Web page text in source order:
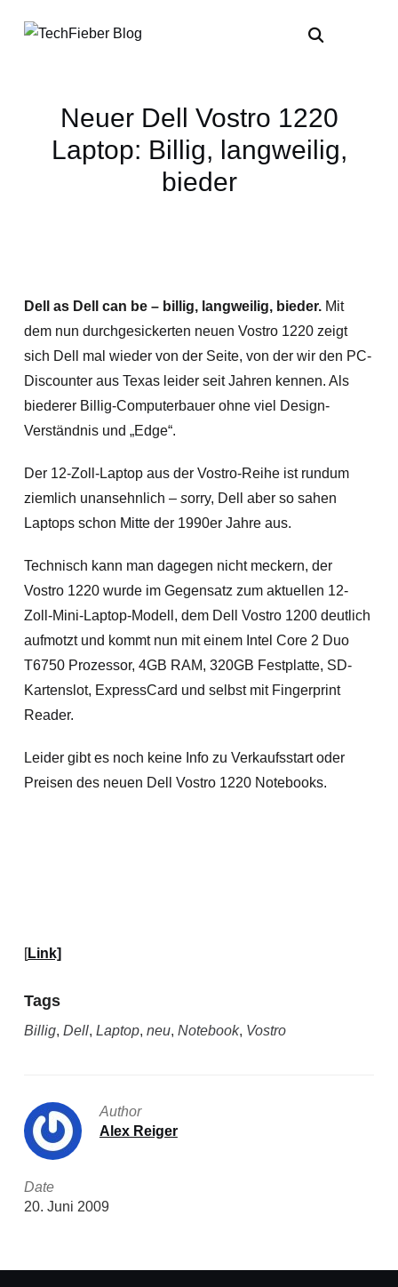
Neuer Dell Vostro 1220
Laptop: Billig, langweilig,
bieder
Dell as Dell can be – billig, langweilig, bieder.Mit
dem nun durchgesickerten neuen Vostro 1220 zeigt
sich Dell mal wieder von der Seite, von der wir den PC-
Discounter aus Texas leider seit Jahren kennen. Als
biederer Billig-Computerbauer ohne viel Design-
Verständnis und „Edge“.
Der 12-Zoll-Laptop aus der Vostro-Reihe ist rundum
ziemlich unansehnlich – sorry, Dell aber so sahen
Laptops schon Mitte der 1990er Jahre aus.
Technisch kann man dagegen nicht meckern, der
Vostro 1220 wurde im Gegensatz zum aktuellen 12-
Zoll-Mini-Laptop-Modell, dem Dell Vostro 1200 deutlich
aufmotzt und kommt nun mit einem Intel Core 2 Duo
T6750 Prozessor, 4GB RAM, 320GB Festplatte, SD-
Kartenslot, ExpressCard und selbst mit Fingerprint
Reader.
Leider gibt es noch keine Info zu Verkaufsstart oder
Preisen des neuen Dell Vostro 1220 Notebooks.
[Link]
Tags
Billig, Dell, Laptop, neu, Notebook, Vostro
Author
Alex Reiger
Date
20. Juni 2009